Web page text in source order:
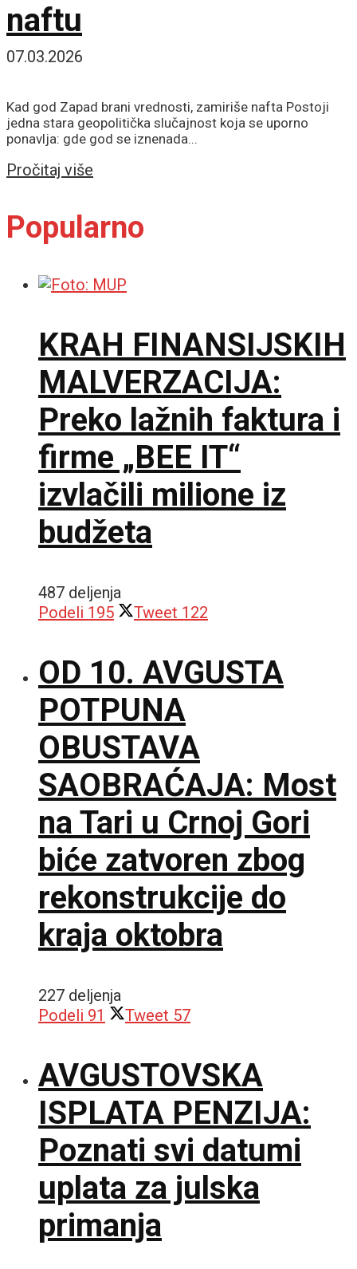
naftu
07.03.2026
Kad god Zapad brani vrednosti, zamiriše nafta Postoji
jedna stara geopolitička slučajnost koja se uporno
ponavlja: gde god se iznenada...
Pročitaj više
Popularno
KRAH FINANSIJSKIH
MALVERZACIJA:
Preko lažnih faktura i
firme „BEE IT“
izvlačili milione iz
budžeta
487 deljenja
Podeli 195 Tweet 122
OD 10. AVGUSTA
POTPUNA
OBUSTAVA
SAOBRAĆAJA: Most
na Tari u Crnoj Gori
biće zatvoren zbog
rekonstrukcije do
kraja oktobra
227 deljenja
Podeli 91 Tweet 57
AVGUSTOVSKA
ISPLATA PENZIJA:
Poznati svi datumi
uplata za julska
primanja